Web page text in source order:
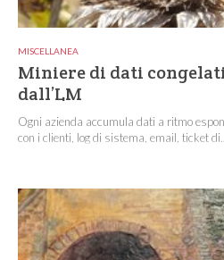
MISCELLANEA
Miniere di dati
dall’LM
Ogni azienda accumula dati a ritmo
con i clienti, log di sistema, email, ticket